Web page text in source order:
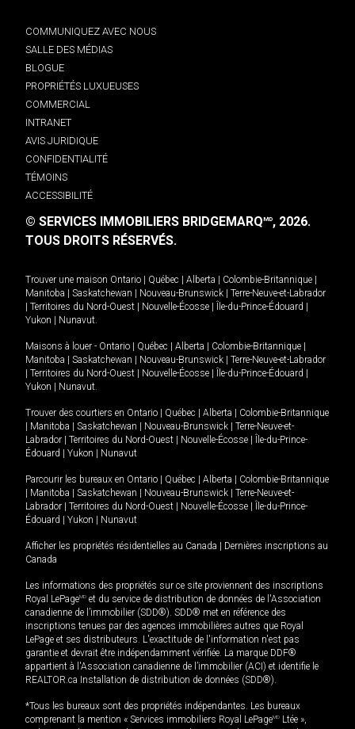
COMMUNIQUEZ AVEC NOUS
SALLE DES MÉDIAS
BLOGUE
PROPRIÉTÉS LUXUEUSES
COMMERCIAL
INTRANET
AVIS JURIDIQUE
CONFIDENTIALITÉ
TÉMOINS
ACCESSIBILITÉ
© SERVICES IMMOBILIERS BRIDGEMARQMD, 2026.
TOUS DROITS RÉSERVÉS.
Trouver une maison Ontario Québec Alberta Colombie-Britannique
Manitoba
Saskatchewan Nouveau-Brunswick
Terre-Neuve-et-Labrador
Territoires du Nord-Ouest Nouvelle-Écosse Île-du-Prince-Édouard
Yukon
Nunavut.
Maisons à louer - Ontario Québec Alberta Colombie-Britannique
Manitoba
Saskatchewan Nouveau-Brunswick
Terre-Neuve-et-Labrador
Territoires du Nord-Ouest Nouvelle-Écosse Île-du-Prince-Édouard
Yukon
Nunavut.
Trouver des courtiers en Ontario Québec Alberta
Colombie-Britannique
Manitoba Saskatchewan Nouveau-Brunswick
Terre-Neuve-et-
Labrador
Territoires du Nord-Ouest Nouvelle-Écosse
Île-du-Prince-
Édouard
Yukon Nunavut
Parcourir les bureaux en Ontario Québec Alberta
Colombie-Britannique
Manitoba Saskatchewan Nouveau-Brunswick
Terre-Neuve-et-
Labrador
Territoires du Nord-Ouest Nouvelle-Écosse
Île-du-Prince-
Édouard
Yukon Nunavut
Afficher les propriétés résidentielles au Canada
Dernières inscriptions au
Canada
Les informations des propriétés sur ce site proviennent des inscriptions
Royal LePageMD et du service de distribution de données de l'Association
canadienne de l’immobilier (SDD®). SDD® met en référence des
inscriptions tenues par des agences immobilières autres que Royal
LePage et ses distributeurs. L'exactitude de l'information n'est pas
garantie et devrait être indépendamment vérifiée. La marque DDF®
appartient à l'Association canadienne de l’immobilier (ACI) et identifie le
REALTOR.ca Installation de distribution de données (SDD®).
*Tous les bureaux sont des propriétés indépendantes. Les bureaux
comprenant la mention « Services immobiliers Royal LePageMD Ltée »,